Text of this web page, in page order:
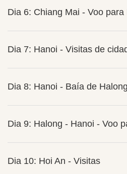
Dia 6: Chiang Mai - Voo para
Dia 7: Hanoi - Visitas de
Dia 8: Hanoi - Baía de Halong
Dia 9: Halong - Hanoi - Voo
Dia 10: Hoi An - Visitas